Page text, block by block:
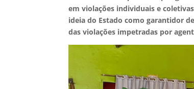
em violações individuais e
ideia do Estado como garantidor
das violações impetradas por